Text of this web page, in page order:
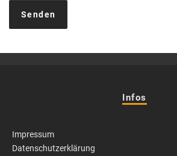
Infos
Impressum
Datenschutzerklärung